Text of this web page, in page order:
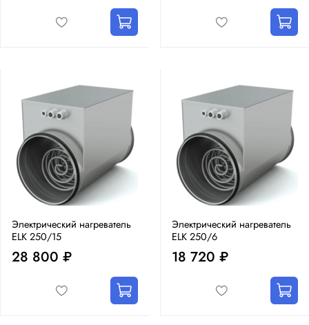
Электрический нагреватель
ELK 250/15
28 800 ₽
Электрический нагреватель
ELK 250/6
18 720 ₽